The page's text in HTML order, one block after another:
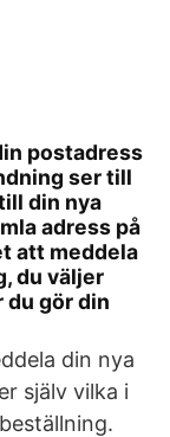
postadress
ser till
din nya
adress på
att meddela
du väljer
du gör din
din nya
själv vilka i